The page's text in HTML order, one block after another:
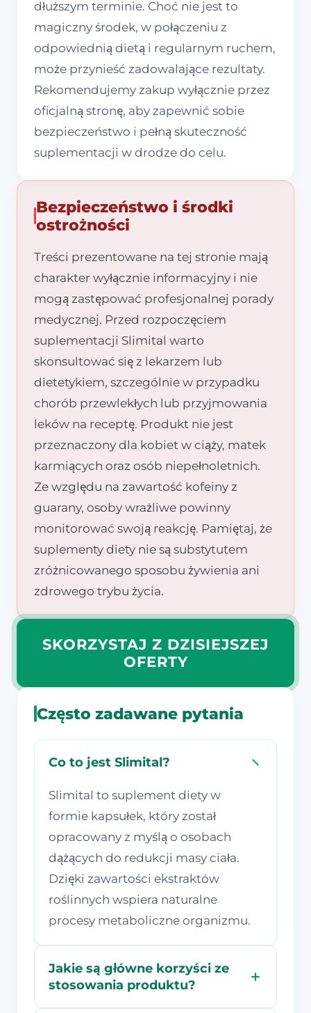
dłuższym terminie. Choć nie jest to
magiczny środek, w połączeniu z
odpowiednią dietą i regularnym ruchem,
może przynieść zadowalające rezultaty.
Rekomendujemy zakup wyłącznie przez
oficjalną stronę, aby zapewnić sobie
bezpieczeństwo i pełną skuteczność
suplementacji w drodze do celu.
Bezpieczeństwo i środki
ostrożności
Treści prezentowane na tej stronie mają
charakter wyłącznie informacyjny i nie
mogą zastępować profesjonalnej porady
medycznej. Przed rozpoczęciem
suplementacji Slimital warto
skonsultować się z lekarzem lub
dietetykiem, szczególnie w przypadku
chorób przewlekłych lub przyjmowania
leków na receptę. Produkt nie jest
przeznaczony dla kobiet w ciąży, matek
karmiących oraz osób niepełnoletnich.
Ze względu na zawartość kofeiny z
guarany, osoby wrażliwe powinny
monitorować swoją reakcję. Pamiętaj, że
suplementy diety nie są substytutem
zróżnicowanego sposobu żywienia ani
zdrowego trybu życia.
SKORZYSTAJ Z DZISIEJSZEJ
OFERTY
Często zadawane pytania
Co to jest Slimital?
Slimital to suplement diety w
formie kapsułek, który został
opracowany z myślą o osobach
dążących do redukcji masy ciała.
Dzięki zawartości ekstraktów
roślinnych wspiera naturalne
procesy metaboliczne organizmu.
Jakie są główne korzyści ze
stosowania produktu?